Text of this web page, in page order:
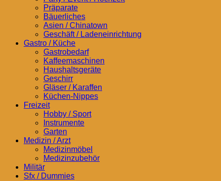
Präparate
Bäuerliches
Asien / Chinatown
Geschäft / Ladeneinrichtung
Gastro / Küche
Gastrobedarf
Kaffeemaschinen
Haushaltsgeräte
Geschirr
Gläser / Karaffen
Küchen-Nippes
Freizeit
Hobby / Sport
Instrumente
Garten
Medizin / Arzt
Medizinmöbel
Medizinzubehör
Militär
Sfx / Dummies